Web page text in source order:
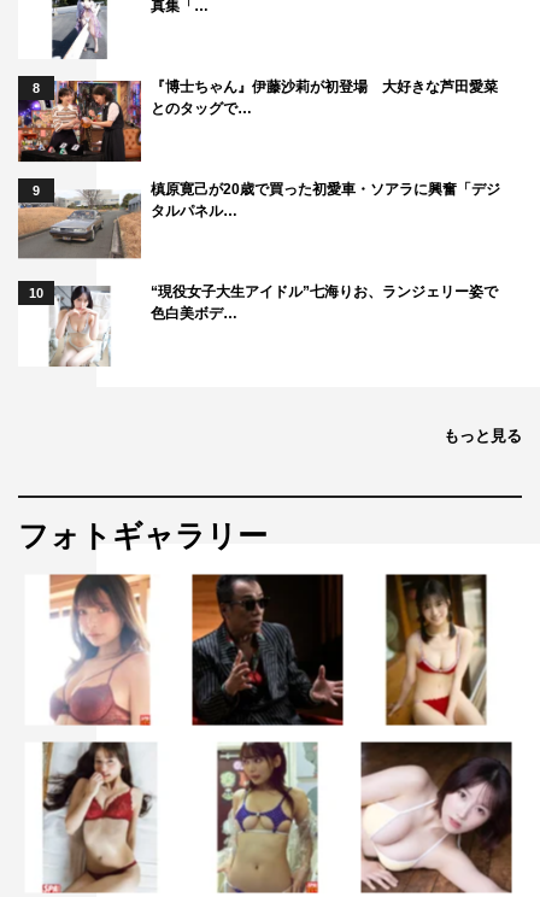
真集「…
8
『博士ちゃん』伊藤沙莉が初登場 大好きな芦田愛菜
とのタッグで…
9
槙原寛己が20歳で買った初愛車・ソアラに興奮「デジ
タルパネル…
10
“現役女子大生アイドル”七海りお、ランジェリー姿で
色白美ボデ…
もっと見る
フォトギャラリー